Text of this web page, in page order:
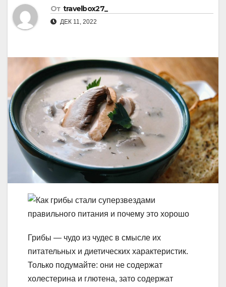
От travelbox27_
ДЕК 11, 2022
Грибы — чудо из чудес в смысле их
питательных и диетических характеристик.
Только подумайте: они не содержат
холестерина и глютена, зато содержат